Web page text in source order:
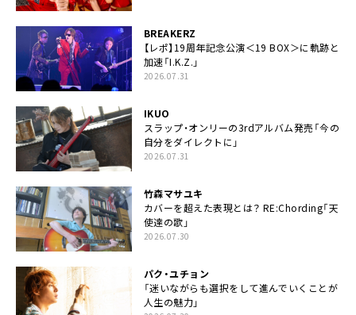
BREAKERZ
【レポ】19周年記念公演＜19 BOX＞に軌跡と
加速「I.K.Z.」
2026.07.31
IKUO
スラップ・オンリーの3rdアルバム発売「今の
自分をダイレクトに」
2026.07.31
竹森マサユキ
カバーを超えた表現とは？ RE:Chording「天
使達の歌」
2026.07.30
パク・ユチョン
「迷いながらも選択をして進んでいくことが
人生の魅力」